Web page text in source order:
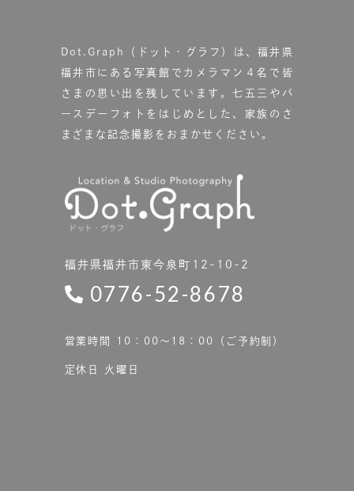
Dot.Graph（ドット・グラフ）は、福井県
福井市にある写真館で カメラマン４名で皆
さまの思い出を残しています。七五三やバ
ースデーフォトをはじめとした、家族のさ
まざまな記念撮影をおまかせください。
福井県福井市東今泉町12-10-2
0776-52-8678
営業時間 10：00〜18：00（ご予約制）
定休日 火曜日